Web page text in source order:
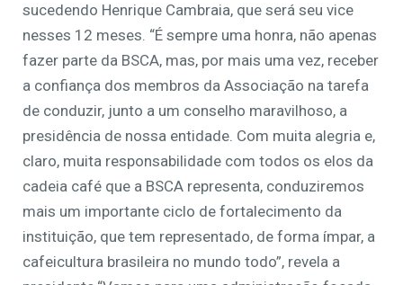
sucedendo Henrique Cambraia, que será seu vice
nesses 12 meses. “É sempre uma honra, não apenas
fazer parte da BSCA, mas, por mais uma vez, receber
a confiança dos membros da Associação na tarefa
de conduzir, junto a um conselho maravilhoso, a
presidência de nossa entidade. Com muita alegria e,
claro, muita responsabilidade com todos os elos da
cadeia café que a BSCA representa, conduziremos
mais um importante ciclo de fortalecimento da
instituição, que tem representado, de forma ímpar, a
cafeicultura brasileira no mundo todo”, revela a